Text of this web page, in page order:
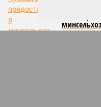
Власти
урожая